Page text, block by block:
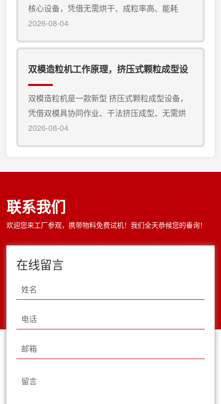
地、料堆松软场地自由行走，不陷车、不打
滑，适配各类不规则厂区场地，直接在平地...
核心设备，凭借无需烘干、成粒率高、能耗
低、操作简单等优势，被广泛应用在各大肥料
关键配件。很多用户在使用这款有机肥生产设
备时，经常遇到辊皮磨损快、掉皮、沟槽不
均、使用寿命短等问题，不仅增加配件更换成
本，还会导致颗粒松散、成型率下降、生产不
稳定，严重影响整条生产线进度。掌握正确...
2026-08-04
双模造粒机工作原理，挤压式颗粒成型设
备介绍
双模造粒机是一款新型 挤压式颗粒成型设备，
凭借双模具协同作业、干法挤压成型、无需烘
干等优势，逐步替代传统造粒设备，成为中小
低，解决传统造粒机堵机、成粒率低、颗粒易
秸秆有机肥、牛羊饲料颗粒等物料的加工生
产。双模造粒机工作原理采用干法高压挤压成
型工艺，无需添加水分、无需配套烘干...
2026-08-04
联系我们
欢迎您来工厂参观，携带物料免费试机！我们全天恭候您的垂询！
在线留言